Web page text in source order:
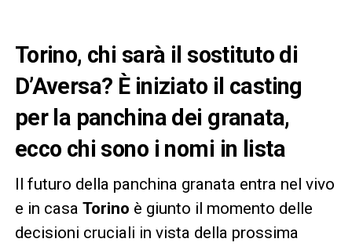
Torino, chi sarà il sostituto di
D’Aversa? È iniziato il casting
per la panchina dei granata,
ecco chi sono i nomi in lista
Il futuro della panchina granata entra nel vivo
e in casa Torino è giunto il momento delle
decisioni cruciali in vista della prossima